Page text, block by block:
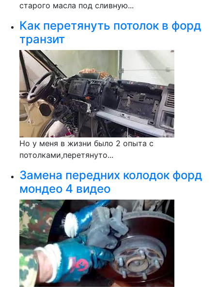
старого масла под сливную...
Как перетянуть потолок в форд
транзит
Но у меня в жизни было 2 опыта с
потолками,перетянуто...
Замена передних колодок форд
мондео 4 видео